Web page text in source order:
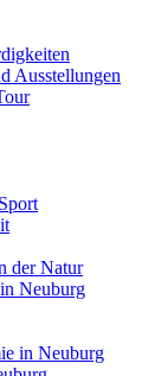
Ausstellungen
der Natur
Neuburg
in Neuburg